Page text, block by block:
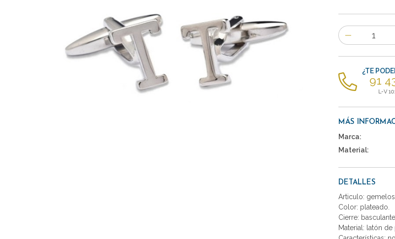
Número
de
artículos
¿TE
91
L-V
MÁS
Marca:
Material:
DETALLES
Articulo:
Color: plateado.
Cierre:
Material: latón